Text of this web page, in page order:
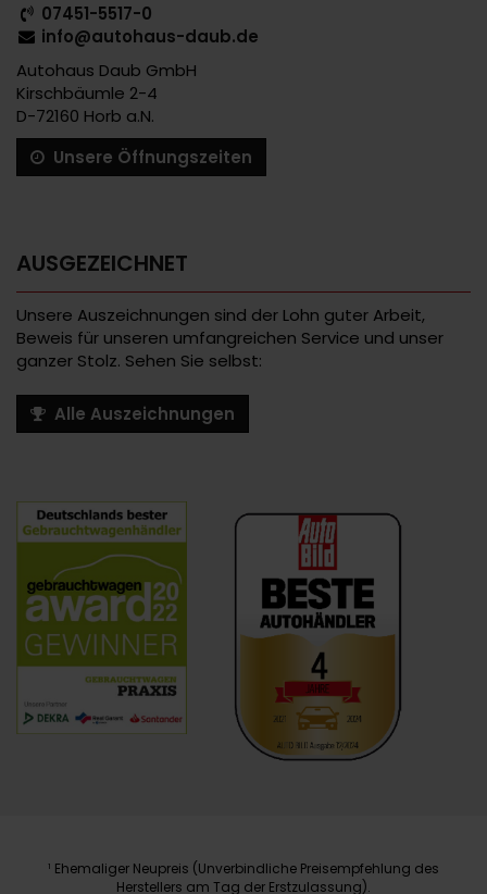
07451-5517-0
info@autohaus-daub.de
Autohaus Daub GmbH
Kirschbäumle 2-4
D-72160 Horb a.N.
Unsere Öffnungszeiten
AUSGEZEICHNET
Unsere Auszeichnungen sind der Lohn guter Arbeit,
Beweis für unseren umfangreichen Service und unser
ganzer Stolz. Sehen Sie selbst:
Alle Auszeichnungen
1 Ehemaliger Neupreis (Unverbindliche Preisempfehlung des
Herstellers am Tag der Erstzulassung).